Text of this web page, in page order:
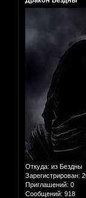
Откуда: из Бездны
Зарегистрирован:
Приглашений: 0
Сообщений: 918